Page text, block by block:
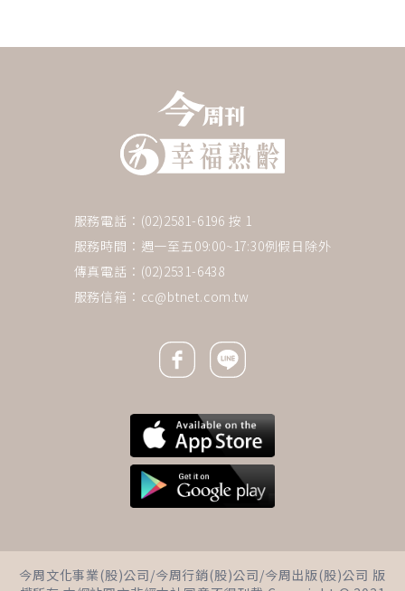
熟齡後選擇二婚，她哀傷淪為無
服務電話：(02)2581-6196 按 1
服務時間：週一至五09:00~17:30例假日除外
傳真電話：(02)2531-6438
服務信箱： cc@btnet.com.tw
Facebook icon
Line icon
今周文化事業(股)公司/今周行銷(股)公司/今周出版(股)公司 版